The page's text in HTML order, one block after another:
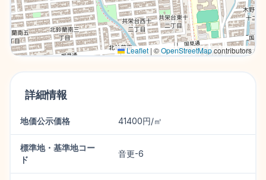
Leaflet | ©OpenStreetMapcontributors
詳細情報
地価公示価格 41400円/㎡
標準地・基準地コー
ド
音更-6